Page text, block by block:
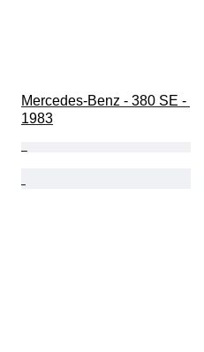
Mercedes-Benz - 380 SE -
1983